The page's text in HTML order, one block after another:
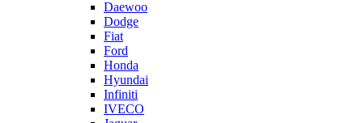
Daewoo
Dodge
Fiat
Ford
Honda
Hyundai
Infiniti
IVECO